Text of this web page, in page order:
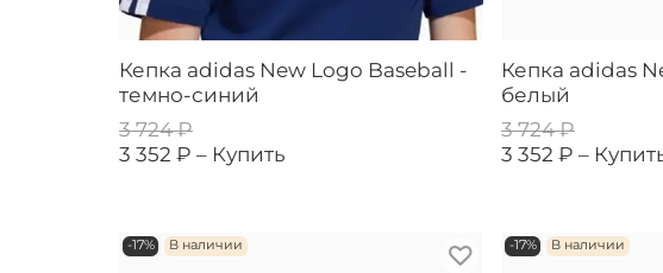
Кепка adidas New Logo Baseball -
темно-синий
3 724 ₽
3 352 ₽ – Купить
Кепка adidas
белый
3 724 ₽
3 352 ₽ –
-17% В наличии -17% В наличии